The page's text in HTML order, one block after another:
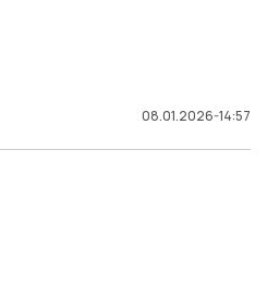
08.01.2026-14:57